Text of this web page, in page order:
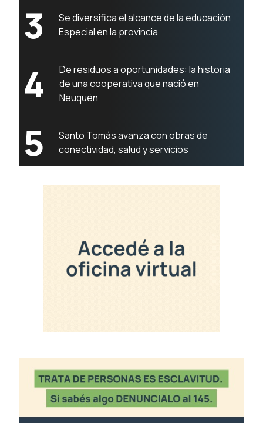
3
Se diversifica el alcance de la educación
Especial en la provincia
4
De residuos a oportunidades: la historia
de una cooperativa que nació en
Neuquén
5
Santo Tomás avanza con obras de
conectividad, salud y servicios